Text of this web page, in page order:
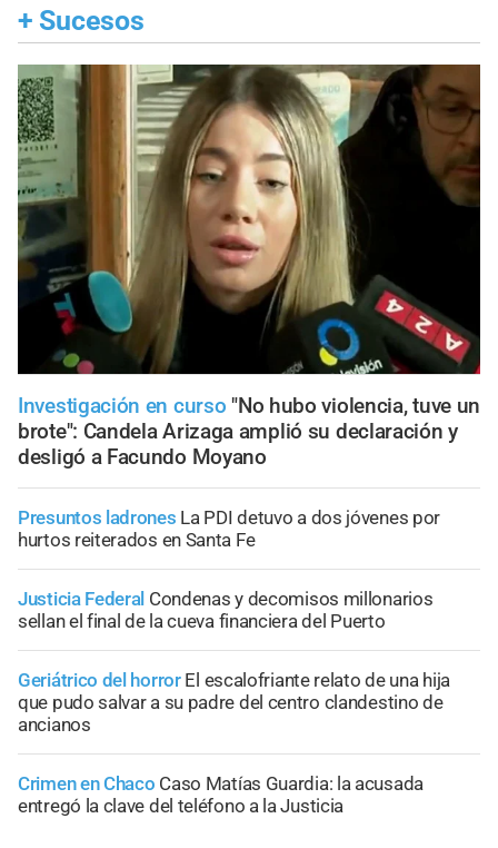
+ Sucesos
Investigación en curso "No hubo violencia, tuve un
brote": Candela Arizaga amplió su declaración y
desligó a Facundo Moyano
Presuntos ladrones La PDI detuvo a dos jóvenes por
hurtos reiterados en Santa Fe
Justicia Federal Condenas y decomisos millonarios
sellan el final de la cueva financiera del Puerto
Geriátrico del horror El escalofriante relato de una hija
que pudo salvar a su padre del centro clandestino de
ancianos
Crimen en Chaco Caso Matías Guardia: la acusada
entregó la clave del teléfono a la Justicia